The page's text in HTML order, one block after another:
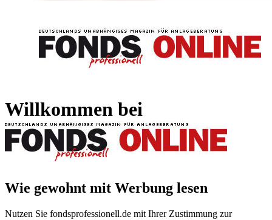
Willkommen bei
Wie gewohnt mit Werbung lesen
Nutzen Sie fondsprofessionell.de mit Ihrer Zustimmung zur